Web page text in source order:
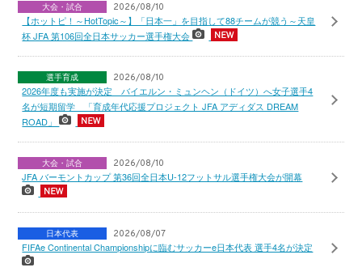
大会・試合 2026/08/10
【ホットピ！～HotTopic～】「日本一」を目指して88チームが競う～天皇
杯 JFA 第106回全日本サッカー選手権大会
選手育成 2026/08/10
2026年度も実施が決定 バイエルン・ミュンヘン（ドイツ）へ女子選手4
名が短期留学 「育成年代応援プロジェクト JFA アディダス DREAM
ROAD」
大会・試合 2026/08/10
JFA バーモントカップ 第36回全日本U-12フットサル選手権大会が開幕
日本代表 2026/08/07
FIFAe Continental Championshipに臨むサッカーe日本代表 選手4名が決定